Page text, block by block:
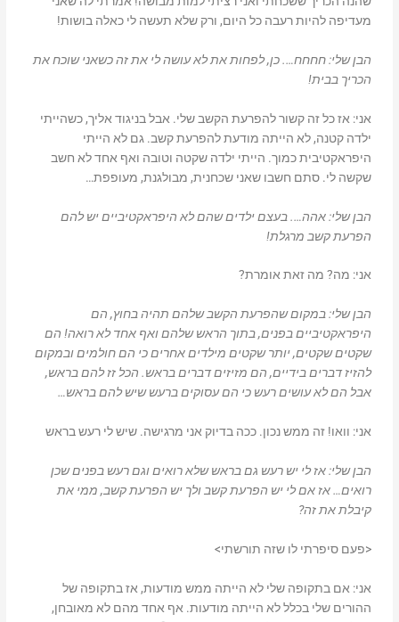
מעדיפה להיות רעבה כל היום, ורק שלא תעשה לי כאלה בושות!
הבן שלי: חחחח…. כן, לפחות את לא עושה לי את זה כשאני שוכח את
הכריך בבית!
אני: אז כל זה קשור להפרעת הקשב שלי. אבל בניגוד אליך, כשהייתי
ילדה קטנה, לא הייתה מודעת להפרעת קשב. גם לא הייתי
היפראקטיבית כמוך. הייתי ילדה שקטה וטובה ואף אחד לא חשב
שקשה לי. סתם חשבו שאני שכחנית, מבולגנת, מעופפת…
הבן שלי: אהה…. בעצם ילדים שהם לא היפראקטיביים יש להם
הפרעת קשב מרגלת!
אני: מה? מה זאת אומרת?
הבן שלי: במקום שהפרעת הקשב שלהם תהיה בחוץ, הם
היפראקטיביים בפנים, בתוך הראש שלהם ואף אחד לא רואה! הם
שקטים שקטים, יותר שקטים מילדים אחרים כי הם חולמים ובמקום
להזיז דברים בידיים, הם מזיזים דברים בראש. הכל זז להם בראש,
אבל הם לא עושים רעש כי הם עסוקים ברעש שיש להם בראש…
אני: וואו! זה ממש נכון. ככה בדיוק אני מרגישה. שיש לי רעש בראש
הבן שלי: אז לי יש רעש גם בראש שלא רואים וגם רעש בפנים שכן
רואים… אז אם לי יש הפרעת קשב ולך יש הפרעת קשב, ממי את
קיבלת את זה?
<פעם סיפרתי לו שזה תורשתי>
אני: אם בתקופה שלי לא הייתה ממש מודעות, אז בתקופה של
ההורים שלי בכלל לא הייתה מודעות. אף אחד מהם לא מאובחן,